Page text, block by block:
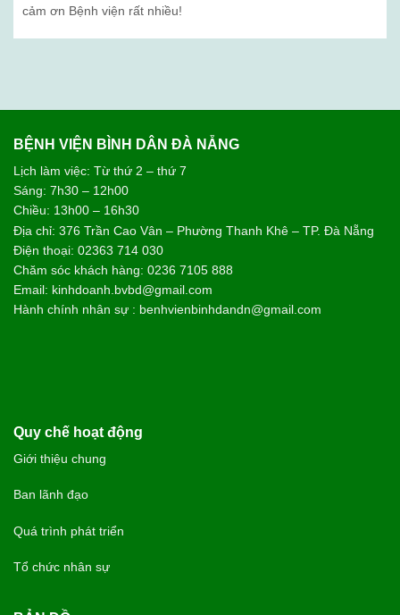
cảm ơn Bệnh viện rất nhiều!
BỆNH VIỆN BÌNH DÂN ĐÀ NẴNG
Lịch làm việc: Từ thứ 2 – thứ 7
Sáng: 7h30 – 12h00
Chiều: 13h00 – 16h30
Địa chỉ: 376 Trần Cao Vân – Phường Thanh Khê – TP. Đà Nẵng
Điện thoại: 02363 714 030
Chăm sóc khách hàng: 0236 7105 888
Email: kinhdoanh.bvbd@gmail.com
Hành chính nhân sự : benhvienbinhdandn@gmail.com
Quy chế hoạt động
Giới thiệu chung
Ban lãnh đạo
Quá trình phát triển
Tổ chức nhân sự